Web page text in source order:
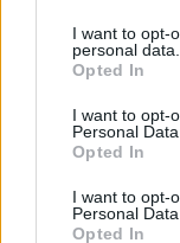
not limited to your
grant or deny
use your data for
consent section.
I want to opt-
personal data.
Opted In
I want to opt-
Personal Data.
Opted In
I want to opt-
Personal
Opted In